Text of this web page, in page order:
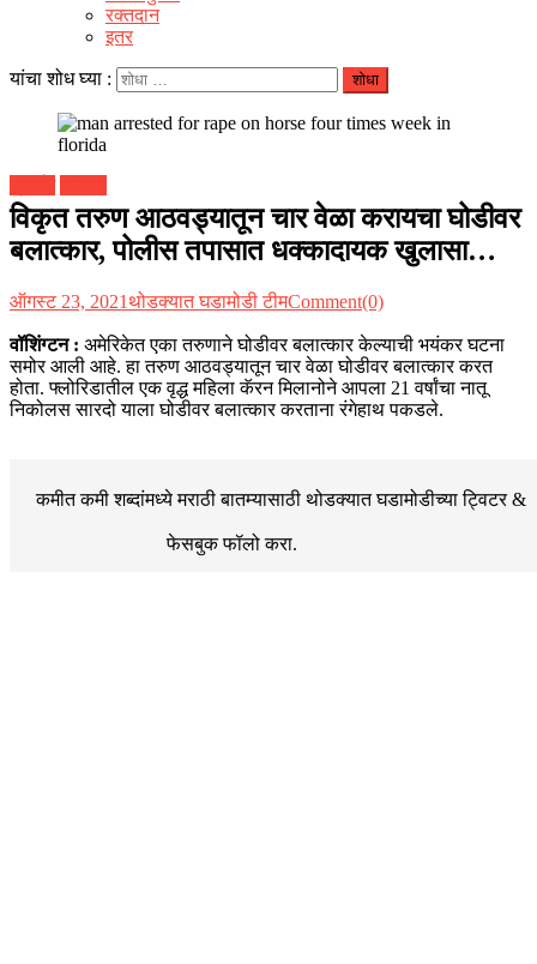
रक्‍तदान
इतर
यांचा शोध घ्या :
विकृत तरुण आठवड्यातून चार वेळा करायचा घोडीवर
बलात्कार, पोलीस तपासात धक्कादायक खुलासा…
ऑगस्ट 23, 2021थोडक्यात घडामोडी टीमComment(0)
वॉशिंग्टन : अमेरिकेत एका तरुणाने घोडीवर बलात्कार केल्याची भयंकर घटना
समोर आली आहे. हा तरुण आठवड्यातून चार वेळा घोडीवर बलात्कार करत
होता. फ्लोरिडातील एक वृद्ध महिला कॅरन मिलानोने आपला 21 वर्षांचा नातू
निकोलस सारदो याला घोडीवर बलात्कार करताना रंगेहाथ पकडले.
कमीत कमी शब्दांमध्ये मराठी बातम्यासाठी थोडक्यात घडामोडीच्याट्विटर &
फेसबुकफॉलो करा.